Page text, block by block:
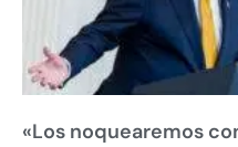
«Los noquearemos